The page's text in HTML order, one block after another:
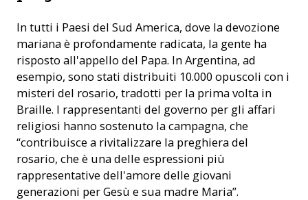
In tutti i Paesi del Sud America, dove la devozione
mariana è profondamente radicata, la gente ha
risposto all'appello del Papa. In Argentina, ad
esempio, sono stati distribuiti 10.000 opuscoli con i
misteri del rosario, tradotti per la prima volta in
Braille. I rappresentanti del governo per gli affari
religiosi hanno sostenuto la campagna, che
“contribuisce a rivitalizzare la preghiera del
rosario, che è una delle espressioni più
rappresentative dell'amore delle giovani
generazioni per Gesù e sua madre Maria”.